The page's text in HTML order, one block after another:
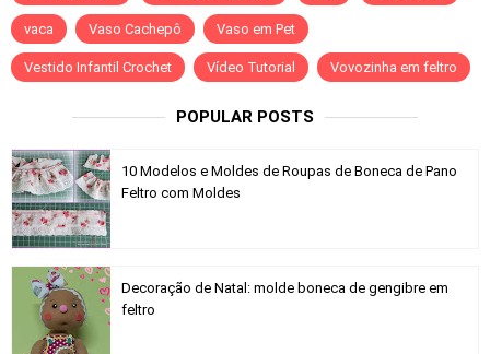
vaca Vaso Cachepô Vaso em Pet
Vestido Infantil Crochet Vídeo Tutorial Vovozinha em feltro
POPULAR POSTS
10 Modelos e Moldes de Roupas de Boneca de Pano
Feltro com Moldes
Decoração de Natal: molde boneca de gengibre em
feltro